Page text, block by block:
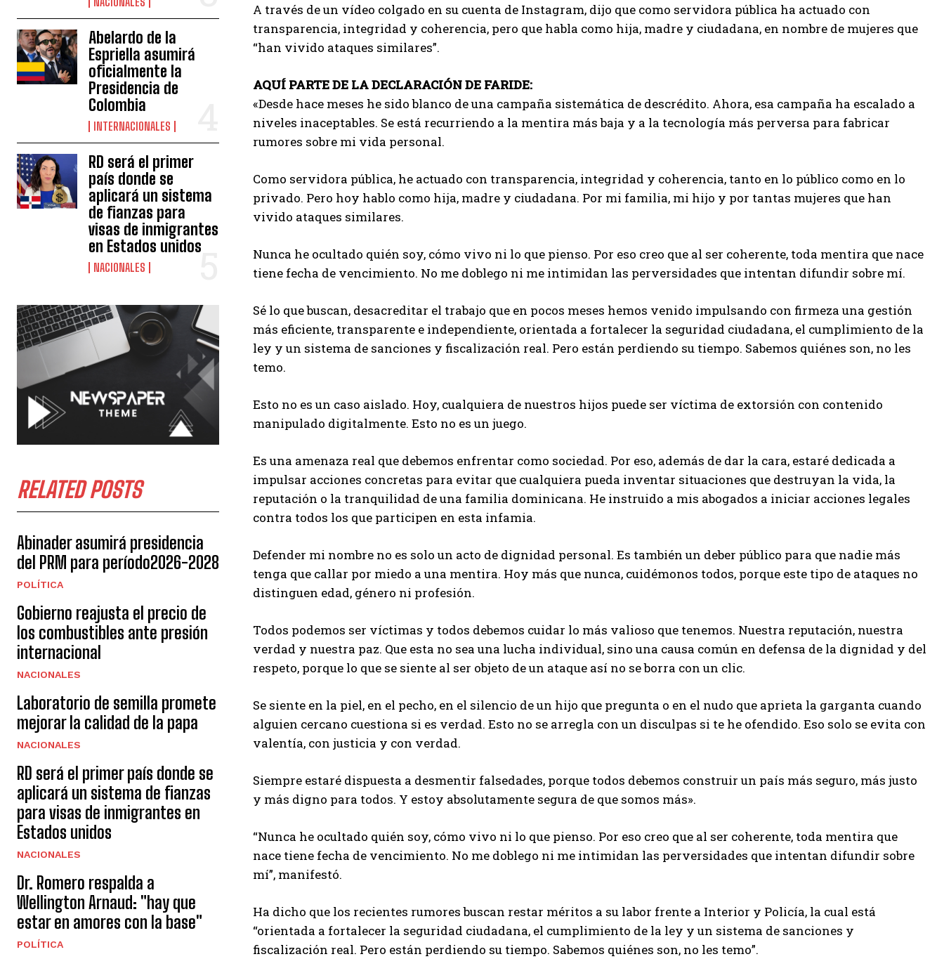
Abelardo de la
Espriella asumirá
oficialmente la
Presidencia de
Colombia
INTERNACIONALES
RD será el primer
país donde se
aplicará un sistema
de fianzas para
visas de inmigrantes
en Estados unidos
NACIONALES
RELATED POSTS
Abinader asumirá presidencia
del PRM para período2026-2028
POLÍTICA
Gobierno reajusta el precio de
los combustibles ante presión
internacional
NACIONALES
Laboratorio de semilla promete
mejorar la calidad de la papa
NACIONALES
RD será el primer país donde se
aplicará un sistema de fianzas
para visas de inmigrantes en
Estados unidos
NACIONALES
Dr. Romero respalda a
Wellington Arnaud: "hay que
estar en amores con la base"
POLÍTICA
A través de un vídeo colgado en su cuenta de Instagram, dijo que como servidora pública ha actuado con
transparencia, integridad y coherencia, pero que habla como hija, madre y ciudadana, en nombre de mujeres que
“han vivido ataques similares”.
AQUÍ PARTE DE LA DECLARACIÓN DE FARIDE:
«Desde hace meses he sido blanco de una campaña sistemática de descrédito. Ahora, esa campaña ha escalado a
niveles inaceptables. Se está recurriendo a la mentira más baja y a la tecnología más perversa para fabricar
rumores sobre mi vida personal.
Como servidora pública, he actuado con transparencia, integridad y coherencia, tanto en lo público como en lo
privado. Pero hoy hablo como hija, madre y ciudadana. Por mi familia, mi hijo y por tantas mujeres que han
vivido ataques similares.
Nunca he ocultado quién soy, cómo vivo ni lo que pienso. Por eso creo que al ser coherente, toda mentira que nace
tiene fecha de vencimiento. No me doblego ni me intimidan las perversidades que intentan difundir sobre mí.
Sé lo que buscan, desacreditar el trabajo que en pocos meses hemos venido impulsando con firmeza una gestión
más eficiente, transparente e independiente, orientada a fortalecer la seguridad ciudadana, el cumplimiento de la
ley y un sistema de sanciones y fiscalización real. Pero están perdiendo su tiempo. Sabemos quiénes son, no les
temo.
Esto no es un caso aislado. Hoy, cualquiera de nuestros hijos puede ser víctima de extorsión con contenido
manipulado digitalmente. Esto no es un juego.
Es una amenaza real que debemos enfrentar como sociedad. Por eso, además de dar la cara, estaré dedicada a
impulsar acciones concretas para evitar que cualquiera pueda inventar situaciones que destruyan la vida, la
reputación o la tranquilidad de una familia dominicana. He instruido a mis abogados a iniciar acciones legales
contra todos los que participen en esta infamia.
Defender mi nombre no es solo un acto de dignidad personal. Es también un deber público para que nadie más
tenga que callar por miedo a una mentira. Hoy más que nunca, cuidémonos todos, porque este tipo de ataques no
distinguen edad, género ni profesión.
Todos podemos ser víctimas y todos debemos cuidar lo más valioso que tenemos. Nuestra reputación, nuestra
verdad y nuestra paz. Que esta no sea una lucha individual, sino una causa común en defensa de la dignidad y del
respeto, porque lo que se siente al ser objeto de un ataque así no se borra con un clic.
Se siente en la piel, en el pecho, en el silencio de un hijo que pregunta o en el nudo que aprieta la garganta cuando
alguien cercano cuestiona si es verdad. Esto no se arregla con un disculpas si te he ofendido. Eso solo se evita con
valentía, con justicia y con verdad.
Siempre estaré dispuesta a desmentir falsedades, porque todos debemos construir un país más seguro, más justo
y más digno para todos. Y estoy absolutamente segura de que somos más».
“Nunca he ocultado quién soy, cómo vivo ni lo que pienso. Por eso creo que al ser coherente, toda mentira que
nace tiene fecha de vencimiento. No me doblego ni me intimidan las perversidades que intentan difundir sobre
mí”, manifestó.
Ha dicho que los recientes rumores buscan restar méritos a su labor frente a Interior y Policía, la cual está
“orientada a fortalecer la seguridad ciudadana, el cumplimiento de la ley y un sistema de sanciones y
fiscalización real. Pero están perdiendo su tiempo. Sabemos quiénes son, no les temo”.